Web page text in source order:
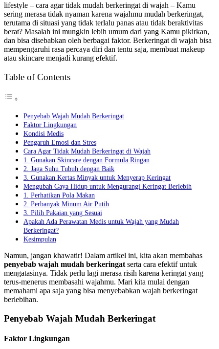
lifestyle – cara agar tidak mudah berkeringat di wajah – Kamu
sering merasa tidak nyaman karena wajahmu mudah berkeringat,
terutama di situasi yang tidak terlalu panas atau tidak beraktivitas
berat? Masalah ini mungkin lebih umum dari yang Kamu pikirkan,
dan bisa disebabkan oleh berbagai faktor. Berkeringat di wajah bisa
mempengaruhi rasa percaya diri dan tentu saja, membuat makeup
atau skincare menjadi kurang efektif.
Table of Contents
Penyebab Wajah Mudah Berkeringat
Faktor Lingkungan
Kondisi Medis
Pengaruh Emosi dan Stres
Cara Agar Tidak Mudah Berkeringat di Wajah
1. Gunakan Skincare dengan Formula Ringan
2. Jaga Suhu Tubuh dengan Baik
3. Gunakan Kertas Minyak untuk Menyerap Keringat
Mengubah Gaya Hidup untuk Mengurangi Keringat Berlebih
1. Perhatikan Pola Makan
2. Perbanyak Minum Air Putih
3. Pilih Pakaian yang Sesuai
Apakah Ada Perawatan Medis untuk Wajah yang Mudah
Berkeringat?
Kesimpulan
Namun, jangan khawatir! Dalam artikel ini, kita akan membahas
penyebab wajah mudah berkeringat serta cara efektif untuk
mengatasinya. Tidak perlu lagi merasa risih karena keringat yang
terus-menerus membasahi wajahmu. Mari kita mulai dengan
memahami apa saja yang bisa menyebabkan wajah berkeringat
berlebihan.
Penyebab Wajah Mudah Berkeringat
Faktor Lingkungan